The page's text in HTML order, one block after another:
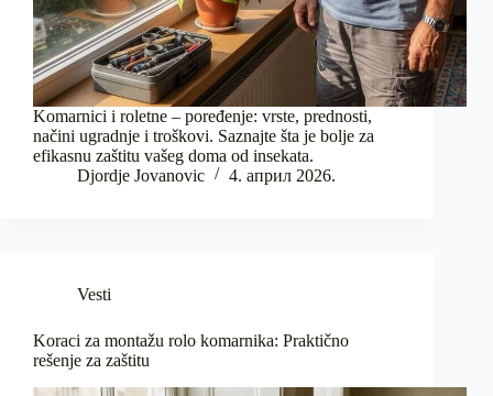
Komarnici i roletne – poređenje: vrste, prednosti,
načini ugradnje i troškovi. Saznajte šta je bolje za
efikasnu zaštitu vašeg doma od insekata.
Djordje Jovanovic
4. април 2026.
Vesti
Koraci za montažu rolo komarnika: Praktično
rešenje za zaštitu